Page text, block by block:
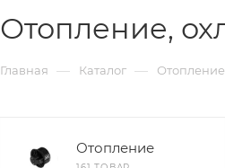
Отопление,
Главная — Каталог —
Отопление